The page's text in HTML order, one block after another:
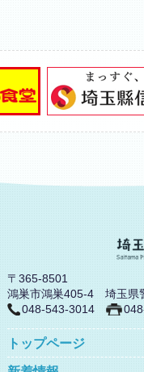
〒365-8501
鴻巣市鴻巣405-4 埼玉県
048-543-3014
トップページ